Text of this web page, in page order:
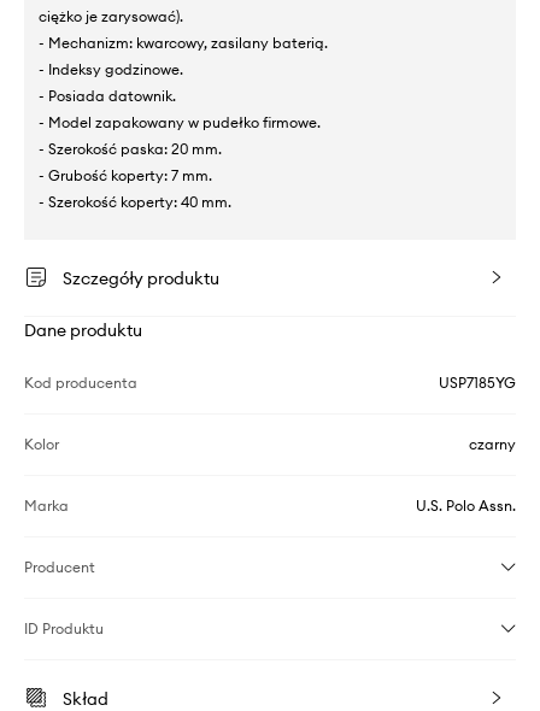
ciężko je zarysować).
- Mechanizm: kwarcowy, zasilany baterią.
- Indeksy godzinowe.
- Posiada datownik.
- Model zapakowany w pudełko firmowe.
- Szerokość paska: 20 mm.
- Grubość koperty: 7 mm.
- Szerokość koperty: 40 mm.
Szczegóły produktu
Dane produktu
Kod producenta USP7185YG
Kolor czarny
Marka U.S. Polo Assn.
Producent
ID Produktu
Skład